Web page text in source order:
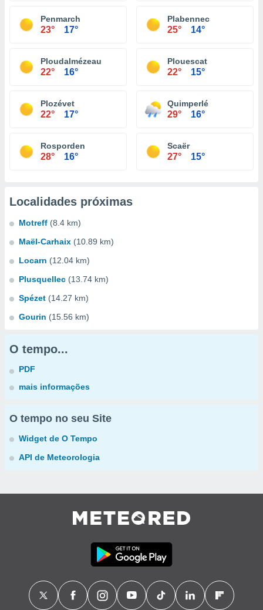
Penmarch
23° 17°
Plabennec
25° 14°
Ploudalmézeau
22° 16°
Plouescat
22° 15°
Plozévet
22° 17°
Quimperlé
29° 16°
Rosporden
28° 16°
Scaër
27° 15°
Localidades próximas
Motreff (8.4 km)
Maël-Carhaix (10.89 km)
Locarn (12.04 km)
Plusquellec (13.74 km)
Spézet (14.27 km)
Gourin (15.56 km)
O tempo...
PDF
mais informações
O tempo no seu Site
Widget de O Tempo
API de Meteorologia